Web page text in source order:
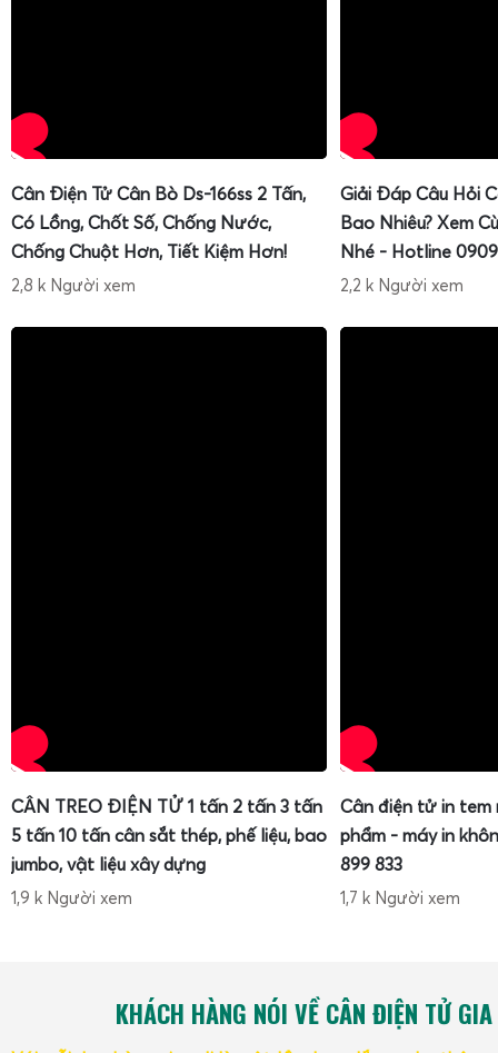
Cân Điện Tử Cân Bò Ds-166ss 2 Tấn,
Có Lồng, Chốt Số, Chống Nước,
Chống Chuột Hơn, Tiết Kiệm Hơn!
2,8 k Người xem
Giải Đáp Câu Hỏi
Bao Nhiêu? Xem
Nhé - Hotline
2,2 k Người xem
CÂN TREO ĐIỆN TỬ 1 tấn 2 tấn 3 tấn
5 tấn 10 tấn cân sắt thép, phế liệu, bao
jumbo, vật liệu xây dựng
1,9 k Người xem
Cân điện tử in tem
phẩm - máy in
899 833
1,7 k Người xem
KHÁCH HÀNG NÓI VỀ CÂN ĐIỆN TỬ